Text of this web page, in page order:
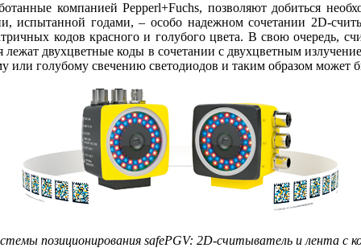
компанией Pepperl+Fuchs, позволяют добиться
испытанной годами, – особо надежном сочетании 2D-
кодов красного и голубого цвета. В свою очередь,
лежат двухцветные коды в сочетании с двухцветным
или голубому свечению светодиодов и таким образом может
позиционирования safePGV: 2D-считыватель и лента с